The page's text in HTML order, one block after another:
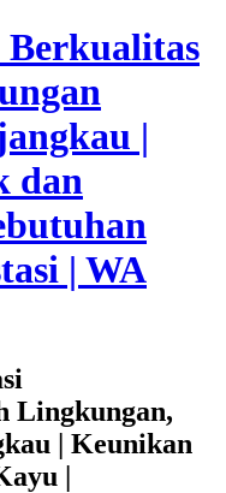
|
dan
| WA
Lingkungan,
| Keunikan
|